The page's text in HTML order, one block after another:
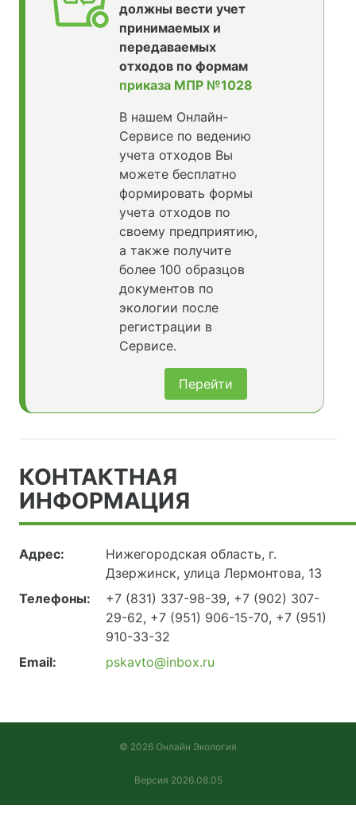
должны вести учет
принимаемых и
передаваемых
отходов по формам
приказа МПР №1028
В нашем Онлайн-
Сервисе по ведению
учета отходов Вы
можете бесплатно
формировать формы
учета отходов по
своему предприятию,
а также получите
более 100 образцов
документов по
экологии после
регистрации в
Сервисе.
Перейти
КОНТАКТНАЯ
ИНФОРМАЦИЯ
Адрес:
Нижегородская область, г.
Дзержинск, улица Лермонтова, 13
Телефоны:
+7 (831) 337-98-39, +7 (902) 307-
29-62, +7 (951) 906-15-70, +7 (951)
910-33-32
Email:
pskavto@inbox.ru
© 2026 Онлайн Экология
Версия 2026.08.05